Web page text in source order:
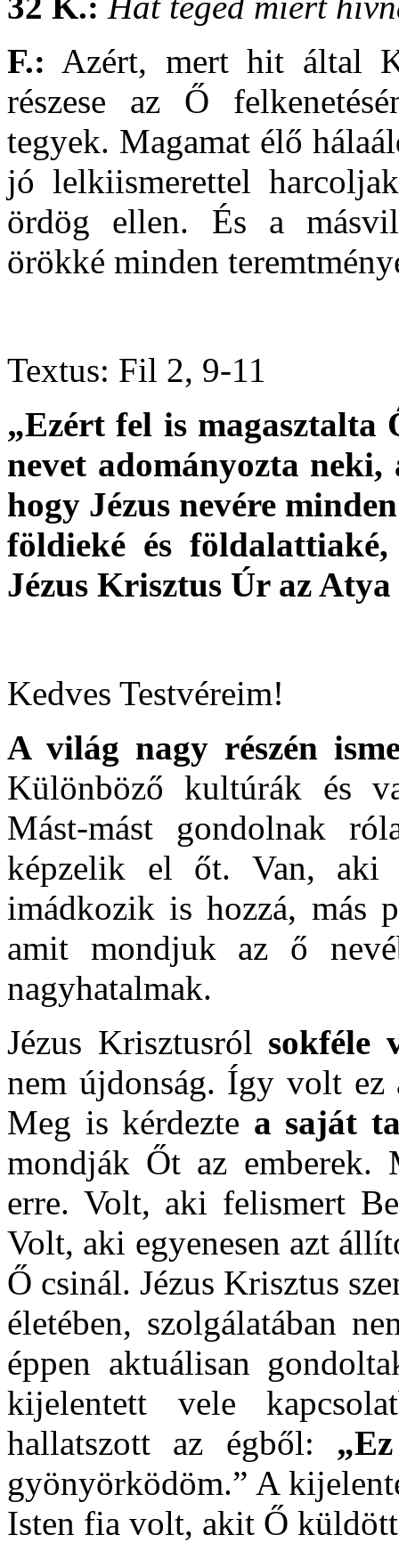
F.: Azért, mert hit által
részese az Ő
tegyek. Magamat élő
jó lelkiismerettel
ördög ellen. És a
örökké minden
Textus: Fil 2, 9-11
„Ezért fel is magasztalta
nevet adományozta
hogy Jézus nevére
földieké és
Jézus Krisztus Úr az Atya
Kedves Testvéreim!
A világ nagy részén
Különböző kultúrák és
Mást-mást gondolnak
képzelik el őt. Van, aki
imádkozik is hozzá, más
amit mondjuk az ő
nagyhatalmak.
Jézus Krisztusról sokféle
nem újdonság. Így volt
Meg is kérdezte a saját
mondják Őt az emberek.
erre. Volt, aki felismert
Volt, aki egyenesen azt
Ő csinál. Jézus Krisztus
életében, szolgálatában
éppen aktuálisan
kijelentett vele
hallatszott az égből:
gyönyörködöm.” A
Isten fia volt, akit Ő